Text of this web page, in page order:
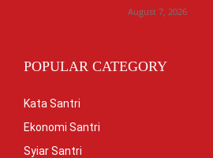
August 7, 2026
POPULAR CATEGORY
Kata Santri
Ekonomi Santri
Syiar Santri